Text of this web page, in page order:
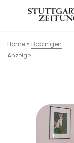
Home » Böblingen
Anzeige